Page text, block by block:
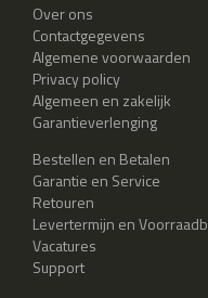
Over ons
Contactgegevens
Algemene voorwaarden
Privacy policy
Algemeen en zakelijk
Garantieverlenging
Bestellen en Betalen
Garantie en Service
Retouren
Levertermijn en
Vacatures
Support